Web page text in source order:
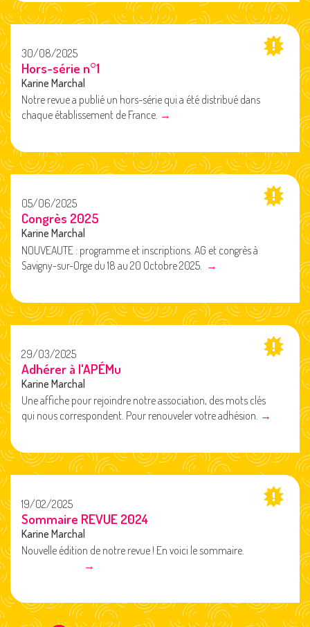
30/08/2025
Hors-série n°1
Karine Marchal
Notre revue a publié un hors-série qui a été distribué dans
chaque établissement de France. →
05/06/2025
Congrès 2025
Karine Marchal
NOUVEAUTE : programme et inscriptions. AG et congrès à
Savigny-sur-Orge du 18 au 20 Octobre 2025. →
29/03/2025
Adhérer à l'APÉMu
Karine Marchal
Une affiche pour rejoindre notre association, des mots clés
qui nous correspondent. Pour renouveler votre adhésion. →
19/02/2025
Sommaire REVUE 2024
Karine Marchal
Nouvelle édition de notre revue ! En voici le sommaire.
→